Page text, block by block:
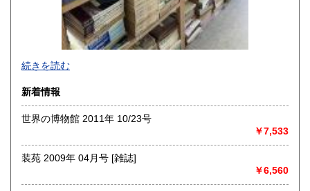
-
沿線名：-
最寄駅：-
営業時間：-
定休日：-
書籍の買取について
続きを読む
新着情報
世界の博物館 2011年 10/23号
￥7,533
装苑 2009年 04月号 [雑誌]
￥6,560